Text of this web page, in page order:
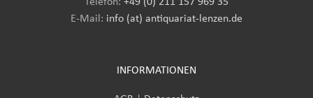
E-Mail : info (at) antiquariat-lenzen.de
INFORMATIONEN